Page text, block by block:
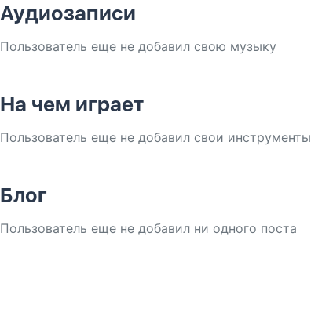
Аудиозаписи
Пользователь еще не добавил свою музыку
На чем играет
Пользователь еще не добавил свои инструменты
Блог
Пользователь еще не добавил ни одного поста